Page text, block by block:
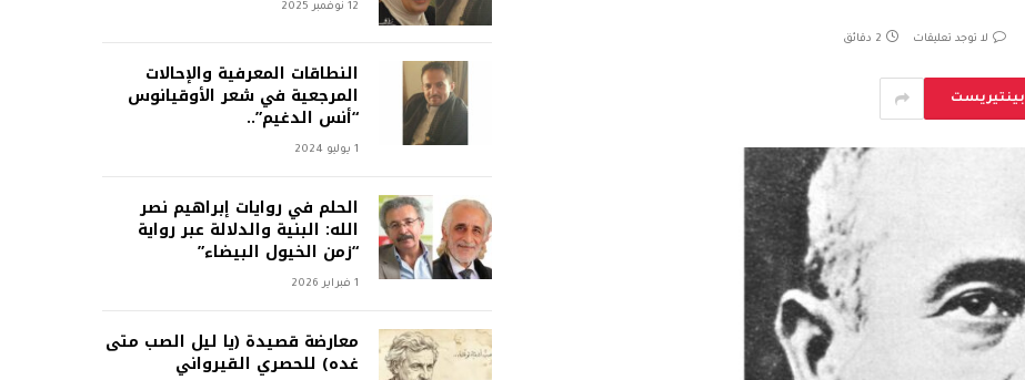
لا توجد تعليقات 2 دقائق
بينتيريست
12 نوفمبر 2025
النطاقات المعرفية والإحالات
المرجعية في شعر الأوقيانوس
“أنس الدغيم”..
1 يوليو 2024
الحلم في روايات إبراهيم نصر
الله: البنية والدلالة عبر رواية
“زمن الخيول البيضاء”
1 فبراير 2026
معارضة قصيدة (يا ليل الصب متى
غده) للحصري القيرواني